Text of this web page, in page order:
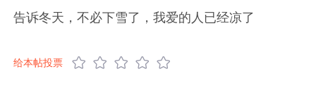
告诉冬天，不必下雪了，我爱的人已经凉了
给本帖投票